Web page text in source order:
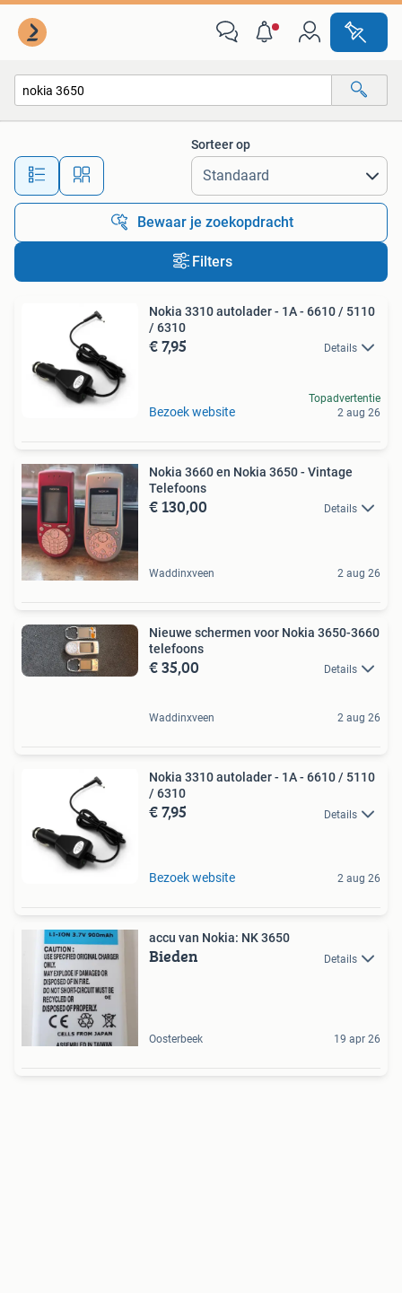
Alle afstanden…
Sorteer op
Bewaar je zoekopdracht
Filters
Nokia 3310 autolader - 1A - 6610 / 5110
/ 6310
€ 7,95 Details
Bezoek website
Topadvertentie
2 aug 26
Nokia 3660 en Nokia 3650 - Vintage
Telefoons
€ 130,00 Details
Waddinxveen 2 aug 26
Nieuwe schermen voor Nokia 3650-3660
telefoons
€ 35,00 Details
Waddinxveen 2 aug 26
Nokia 3310 autolader - 1A - 6610 / 5110
/ 6310
€ 7,95 Details
Bezoek website 2 aug 26
accu van Nokia: NK 3650
Bieden Details
Oosterbeek 19 apr 26